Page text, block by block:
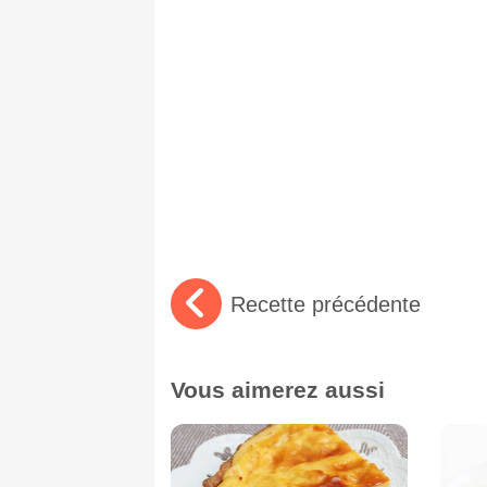
Recette précédente
Vous aimerez aussi